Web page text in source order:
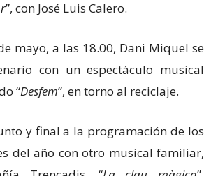
”, con José Luis Calero.
mayo, a las 18.00, Dani Miquel se
con un espectáculo musical
“Desfem”, en torno al reciclaje.
y final a la programación de los
del año con otro musical familiar,